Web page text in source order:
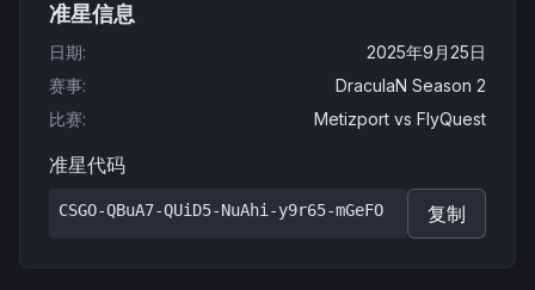
准星信息
日期:
2025年9月25日
赛事:
DraculaN Season 2
比赛: Metizport vs FlyQuest
准星代码
CSGO-QBuA7-QUiD5-NuAhi-y9r65-mGeFO 复制